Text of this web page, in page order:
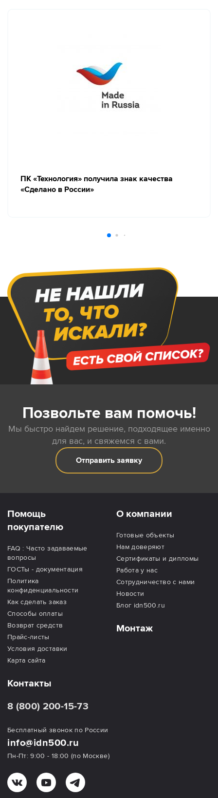
ПК «Технология» получила знак качества
«Сделано в России»
Позвольте вам помочь!
Мы быстро найдем решение, подходящее именно
для вас, и свяжемся с вами.
Отправить заявку
Помощь
покупателю
FAQ : Часто задаваемые
вопросы
ГОСТы - документация
Политика
конфиденциальности
Как сделать заказ
Способы оплаты
Возврат средств
Прайс-листы
Условия доставки
Карта сайта
О компании
Готовые объекты
Нам доверяют
Сертификаты и дипломы
Работа у нас
Сотрудничество с нами
Новости
Блог idn500.ru
Монтаж
Контакты
8 (800) 200-15-73
Бесплатный звонок по России
info@idn500.ru
Пн-Пт: 9:00 - 18:00 (по Москве)